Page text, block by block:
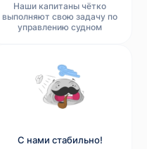
Наши капитаны чётко
выполняют свою задачу по
управлению судном
С нами стабильно!